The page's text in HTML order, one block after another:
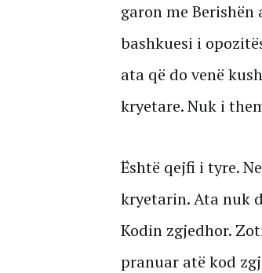
garon me Berishën
bashkuesi i
ata që do venë
kryetare. Nuk i
Është qejfi i tyre.
kryetarin. Ata nuk
Kodin zgjedhor.
pranuar atë kod